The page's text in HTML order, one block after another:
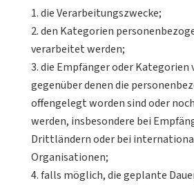
die Verarbeitungszwecke;
den Kategorien
verarbeitet werden;
die Empfänger oder Kategorien
gegenüber denen die
offengelegt worden sind oder
werden, insbesondere bei
Drittländern oder bei
Organisationen;
falls möglich, die geplante